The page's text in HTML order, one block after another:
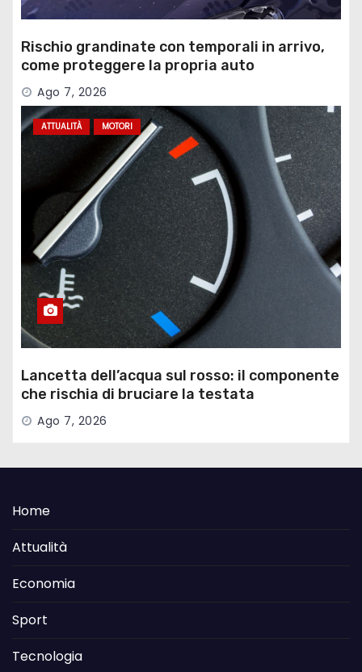
Rischio grandinate con temporali in arrivo,
come proteggere la propria auto
Ago 7, 2026
ATTUALITÀ MOTORI
Lancetta dell’acqua sul rosso: il componente
che rischia di bruciare la testata
Ago 7, 2026
Home
Attualità
Economia
Sport
Tecnologia